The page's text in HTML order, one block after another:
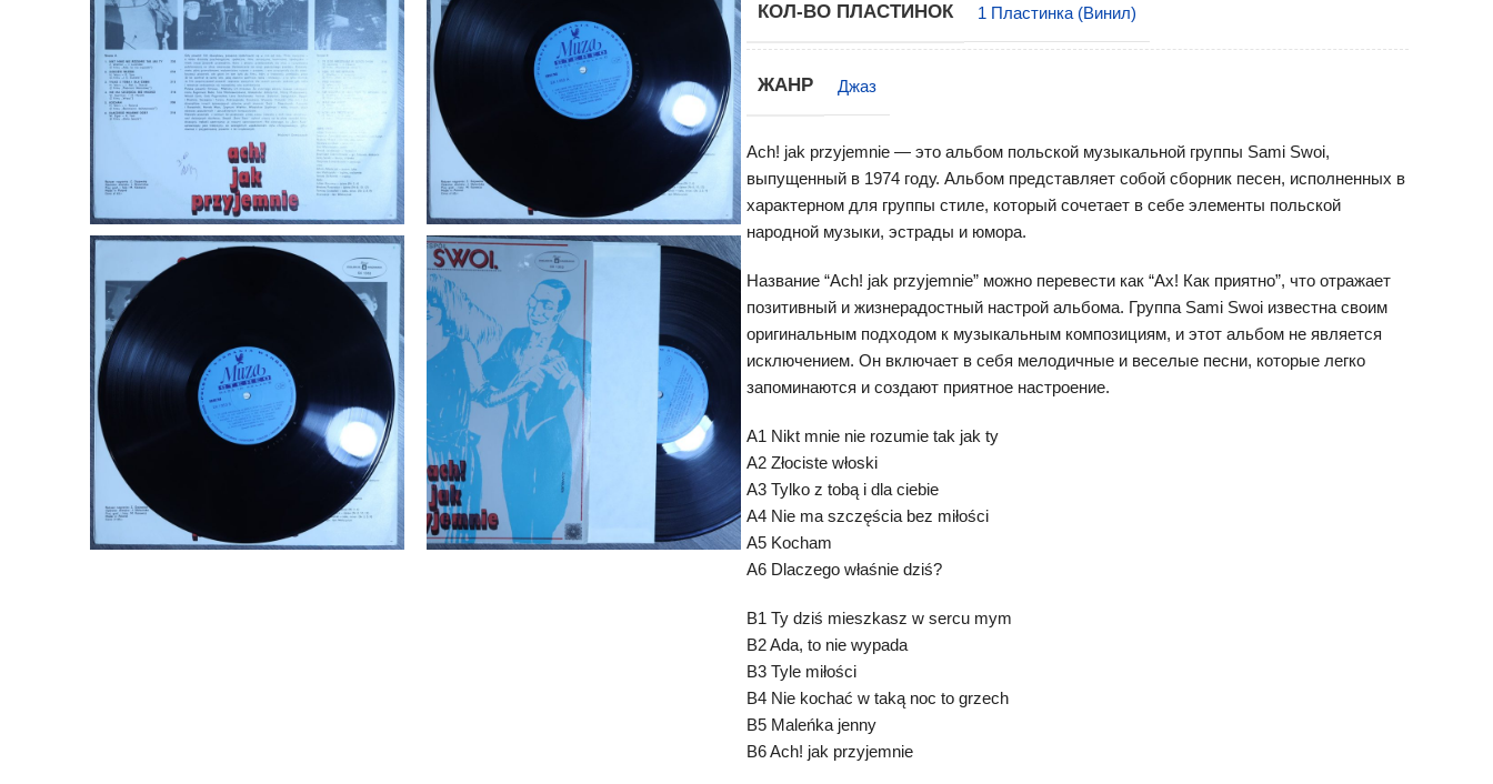
КОЛ-ВО ПЛАСТИНОК 1 Пластинка (Винил)
ЖАНР Джаз
Ach! jak przyjemnie — это альбом польской музыкальной группы Sami Swoi,
выпущенный в 1974 году. Альбом представляет собой сборник песен, исполненных в
характерном для группы стиле, который сочетает в себе элементы польской
народной музыки, эстрады и юмора.
Название “Ach! jak przyjemnie” можно перевести как “Ах! Как приятно”, что отражает
позитивный и жизнерадостный настрой альбома. Группа Sami Swoi известна своим
оригинальным подходом к музыкальным композициям, и этот альбом не является
исключением. Он включает в себя мелодичные и веселые песни, которые легко
запоминаются и создают приятное настроение.
A1 Nikt mnie nie rozumie tak jak ty
A2 Złociste włoski
A3 Tylko z tobą i dla ciebie
A4 Nie ma szczęścia bez miłości
A5 Kocham
A6 Dlaczego właśnie dziś?
B1 Ty dziś mieszkasz w sercu mym
B2 Ada, to nie wypada
B3 Tyle miłości
B4 Nie kochać w taką noc to grzech
B5 Maleńka jenny
B6 Ach! jak przyjemnie